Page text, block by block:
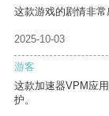
这款游戏的剧情非常
2025-10-03
游客
这款加速器VPM应
护。